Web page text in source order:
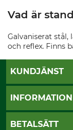
Vad är
Galvaniserat
och reflex. Finns
KUNDJÄNST
Öppettider
Vanliga frågor
INFORMATION
Butik Vansbro
BETALSÄTT